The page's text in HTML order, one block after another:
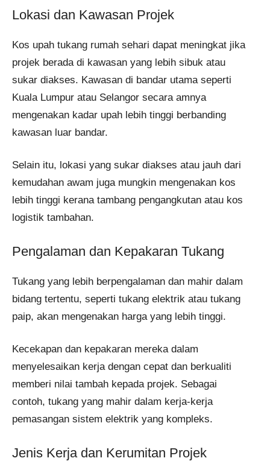
Lokasi dan Kawasan Projek
Kos upah tukang rumah sehari dapat meningkat jika
projek berada di kawasan yang lebih sibuk atau
sukar diakses. Kawasan di bandar utama seperti
Kuala Lumpur atau Selangor secara amnya
mengenakan kadar upah lebih tinggi berbanding
kawasan luar bandar.
Selain itu, lokasi yang sukar diakses atau jauh dari
kemudahan awam juga mungkin mengenakan kos
lebih tinggi kerana tambang pengangkutan atau kos
logistik tambahan.
Pengalaman dan Kepakaran Tukang
Tukang yang lebih berpengalaman dan mahir dalam
bidang tertentu, seperti tukang elektrik atau tukang
paip, akan mengenakan harga yang lebih tinggi.
Kecekapan dan kepakaran mereka dalam
menyelesaikan kerja dengan cepat dan berkualiti
memberi nilai tambah kepada projek. Sebagai
contoh, tukang yang mahir dalam kerja-kerja
pemasangan sistem elektrik yang kompleks.
Jenis Kerja dan Kerumitan Projek